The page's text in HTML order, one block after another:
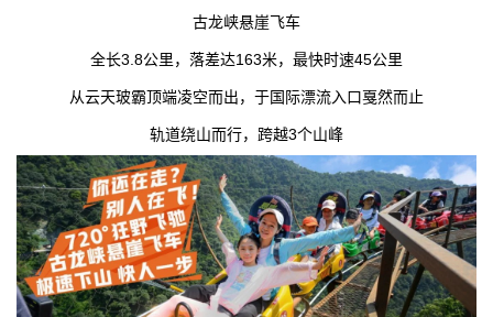
古龙峡悬崖飞车
全长3.8公里，落差达163米， 最快时速45公里
从云天玻霸顶端凌空而出， 于国际漂流入口戛然而止
轨道绕山而行，跨越3个山峰